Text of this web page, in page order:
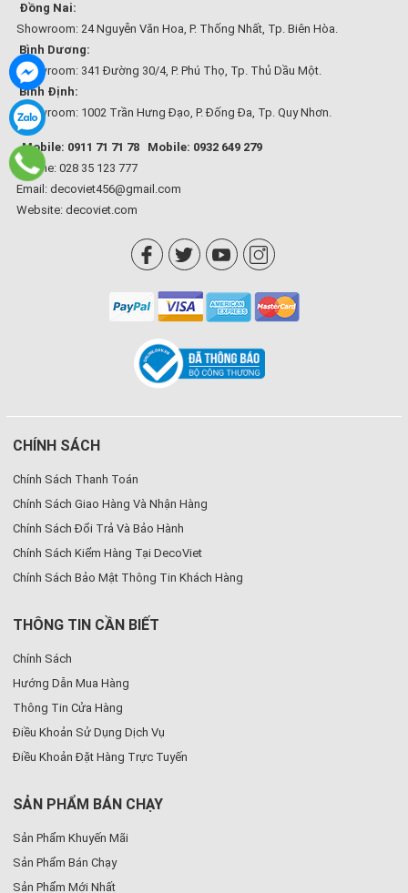
Đồng Nai:
Showroom: 24 Nguyễn Văn Hoa, P. Thống Nhất, Tp. Biên Hòa.
Bình Dương:
Showroom: 341 Đường 30/4, P. Phú Thọ, Tp. Thủ Dầu Một.
Bình Định:
Showroom: 1002 Trần Hưng Đạo, P. Đống Đa, Tp. Quy Nhơn.
Mobile: 0911 71 71 78
Mobile: 0932 649 279
Hotline: 028 35 123 777
Email: decoviet456@gmail.com
Website: decoviet.com
CHÍNH SÁCH
Chính Sách Thanh Toán
Chính Sách Giao Hàng Và Nhận Hàng
Chính Sách Đổi Trả Và Bảo Hành
Chính Sách Kiểm Hàng Tại DecoViet
Chính Sách Bảo Mật Thông Tin Khách Hàng
THÔNG TIN CẦN BIẾT
Chính Sách
Hướng Dẫn Mua Hàng
Thông Tin Cửa Hàng
Điều Khoản Sử Dụng Dịch Vụ
Điều Khoản Đặt Hàng Trực Tuyến
SẢN PHẨM BÁN CHẠY
Sản Phẩm Khuyến Mãi
Sản Phẩm Bán Chạy
Sản Phẩm Mới Nhất